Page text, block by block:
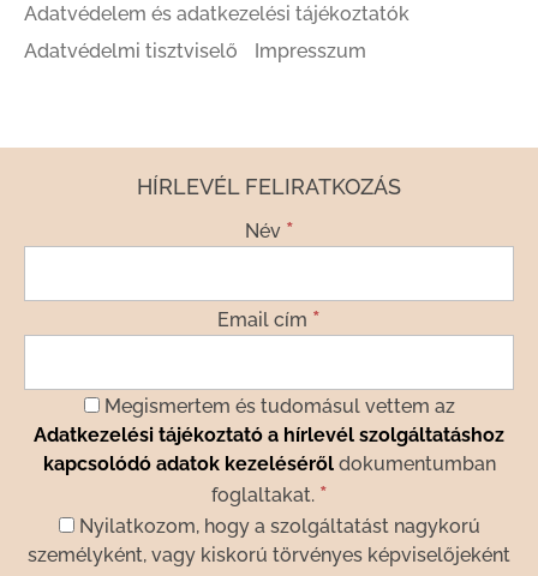
Adatvédelem és adatkezelési tájékoztatók
Adatvédelmi tisztviselő
Impresszum
HÍRLEVÉL FELIRATKOZÁS
Név *
Email cím *
Megismertem és tudomásul vettem az
Adatkezelési tájékoztató a hírlevél szolgáltatáshoz
kapcsolódó adatok kezelésérőldokumentumban
foglaltakat. *
Nyilatkozom, hogy a szolgáltatást nagykorú
személyként, vagy kiskorú törvényes képviselőjeként